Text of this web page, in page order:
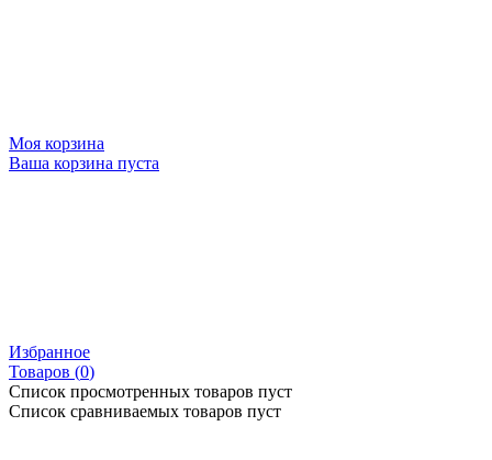
Моя корзина
Ваша корзина пуста
Избранное
Товаров (0)
Список просмотренных товаров пуст
Список сравниваемых товаров пуст